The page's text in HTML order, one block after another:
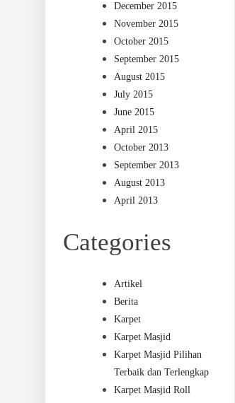
December 2015
November 2015
October 2015
September 2015
August 2015
July 2015
June 2015
April 2015
October 2013
September 2013
August 2013
April 2013
Categories
Artikel
Berita
Karpet
Karpet Masjid
Karpet Masjid Pilihan
Terbaik dan Terlengkap
Karpet Masjid Roll